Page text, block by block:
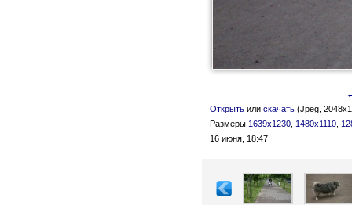
Открыть или скачать (Jpeg,
Размеры 1639x1230 1480x1110
16 июня, 18:47